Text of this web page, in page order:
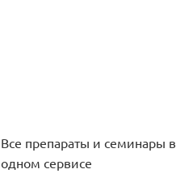
Все препараты и семинары в
одном сервисе